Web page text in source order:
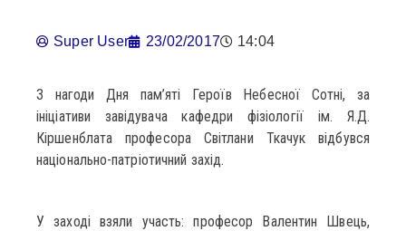
Super User 23/02/2017 14:04
З нагоди Дня пам’яті Героїв Небесної Сотні, за
ініціативи завідувача кафедри фізіології ім. Я.Д.
Кіршенблата професора Світлани Ткачук відбувся
національно-патріотичний захід.
У заході взяли участь: професор Валентин Швець,